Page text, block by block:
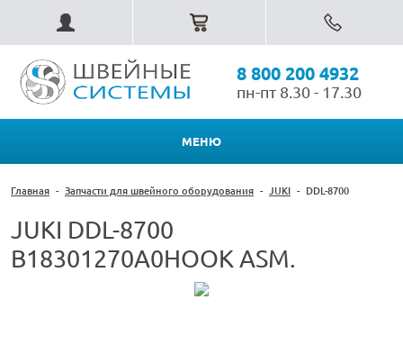
8 800 200 4932
пн-пт 8.30 - 17.30
МЕНЮ
Главная - Запчасти для швейного оборудования - JUKI - DDL-8700
JUKI DDL-8700
B18301270A0HOOK ASM.